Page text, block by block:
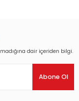
dair içeriden bilgi.
Abone Ol